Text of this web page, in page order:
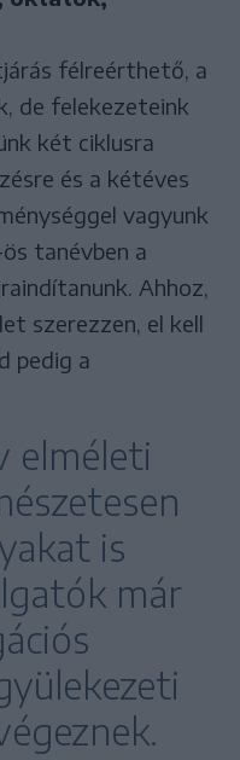
félreérthető, a
de felekezeteink
két ciklusra
és a kétéves
vagyunk
tanévben a
Ahhoz,
szerezzen, el kell
pedig a
elméleti
is
már